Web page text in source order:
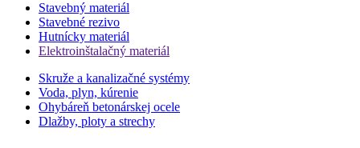
Stavebný materiál
Stavebné rezivo
Hutnícky materiál
Elektroinštalačný materiál
Skruže a kanalizačné systémy
Voda, plyn, kúrenie
Ohybáreň betonárskej ocele
Dlažby, ploty a strechy